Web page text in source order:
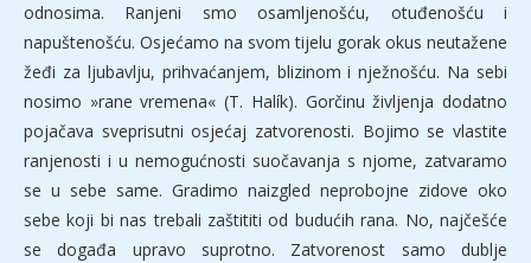
odnosima. Ranjeni smo osamljenošću, otuđenošću i
napuštenošću. Osjećamo na svom tijelu gorak okus neutažene
žeđi za ljubavlju, prihvaćanjem, blizinom i nježnošću. Na sebi
nosimo »rane vremena« (T. Halík). Gorčinu življenja dodatno
pojačava sveprisutni osjećaj zatvorenosti. Bojimo se vlastite
ranjenosti i u nemogućnosti suočavanja s njome, zatvaramo
se u sebe same. Gradimo naizgled neprobojne zidove oko
sebe koji bi nas trebali zaštititi od budućih rana. No, najčešće
se događa upravo suprotno. Zatvorenost samo dublje